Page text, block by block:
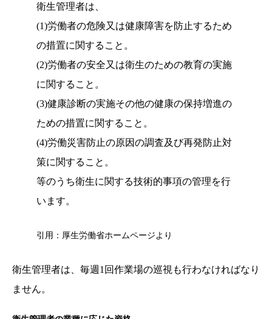
衛生管理者は、
(1)労働者の危険又は健康障害を防止するため
の措置に関すること。
(2)労働者の安全又は衛生のための教育の実施
に関すること。
(3)健康診断の実施その他の健康の保持増進の
ための措置に関すること。
(4)労働災害防止の原因の調査及び再発防止対
策に関すること。
等のうち衛生に関する技術的事項の管理を行
います。
引用：厚生労働省ホームページより
衛生管理者は、毎週1回作業場の巡視も行わなければなり
ません。